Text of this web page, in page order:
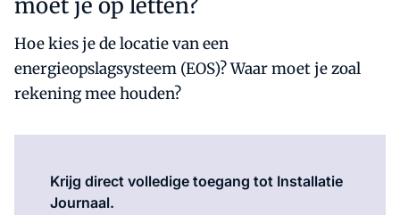
moet je op letten?
Hoe kies je de locatie van een
energieopslagsysteem (EOS)? Waar moet je zoal
rekening mee houden?
Krijg direct volledige toegang tot Installatie
Journaal.